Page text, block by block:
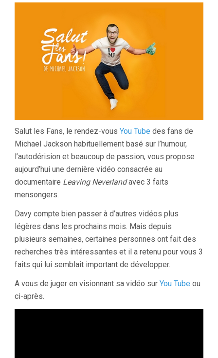
Salut les Fans, le rendez-vous You Tube des fans de
Michael Jackson habituellement basé sur l’humour,
l’autodérision et beaucoup de passion, vous propose
aujourd’hui une dernière vidéo consacrée au
documentaire Leaving Neverlandavec 3 faits
mensongers.
Davy compte bien passer à d’autres vidéos plus
légères dans les prochains mois. Mais depuis
plusieurs semaines, certaines personnes ont fait des
recherches très intéressantes et il a retenu pour vous 3
faits qui lui semblait important de développer.
A vous de juger en visionnant sa vidéo sur You Tube ou
ci-après.